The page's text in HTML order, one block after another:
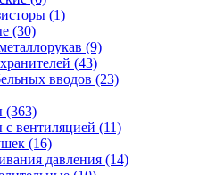
(1)
(30)
(9)
(43)
вводов (23)
(363)
вентиляцией (11)
(16)
давления (14)